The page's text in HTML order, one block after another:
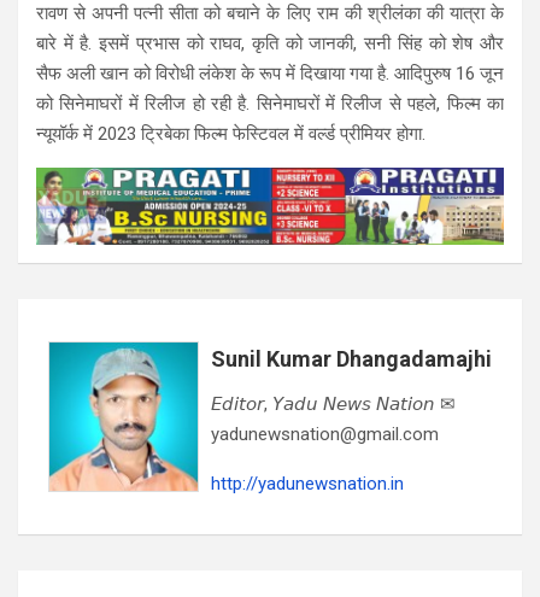
रावण से अपनी पत्नी सीता को बचाने के लिए राम की श्रीलंका की यात्रा के
बारे में है. इसमें प्रभास को राघव, कृति को जानकी, सनी सिंह को शेष और
सैफ अली खान को विरोधी लंकेश के रूप में दिखाया गया है. आदिपुरुष 16 जून
को सिनेमाघरों में रिलीज हो रही है. सिनेमाघरों में रिलीज से पहले, फिल्म का
न्यूयॉर्क में 2023 ट्रिबेका फिल्म फेस्टिवल में वर्ल्ड प्रीमियर होगा.
Sunil Kumar Dhangadamajhi
𝘌𝘥𝘪𝘵𝘰𝘳, 𝘠𝘢𝘥𝘶 𝘕𝘦𝘸𝘴 𝘕𝘢𝘵𝘪𝘰𝘯 ✉
yadunewsnation@gmail.com
http://yadunewsnation.in